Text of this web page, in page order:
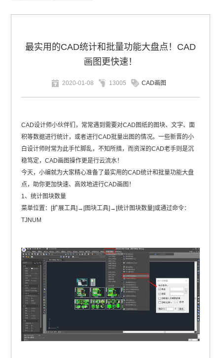
最实用的CAD统计和批量功能大盘点！CAD
画图更快速！
2020-01-08 13005 CAD画图
CAD设计师小伙伴们，常常遇到需要对CAD图纸的图块、文字、面
积等数据进行统计，或者进行CAD批量出图的情况。一些新晋的小
白设计师时常为此手忙脚乱，不知所措，而资深的CAD老手则是沉
稳笃定，CAD画图操作更是行云流水！
今天，小编就为大家精心准备了最实用的CAD统计和批量功能大盘
点，助你更加快速、高效地进行CAD画图！
1、统计图块数量
菜单位置：[扩展工具]→[图块工具]→[统计图块数量]或通过命令：
TJNUM